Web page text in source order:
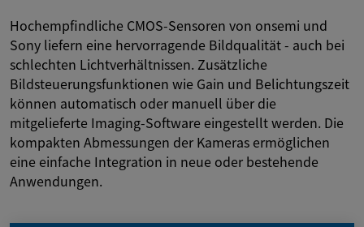
Hochempfindliche CMOS-Sensoren von onsemi und
Sony liefern eine hervorragende Bildqualität - auch bei
schlechten Lichtverhältnissen. Zusätzliche
Bildsteuerungsfunktionen wie Gain und Belichtungszeit
können automatisch oder manuell über die
mitgelieferte Imaging-Software eingestellt werden. Die
kompakten Abmessungen der Kameras ermöglichen
eine einfache Integration in neue oder bestehende
Anwendungen.